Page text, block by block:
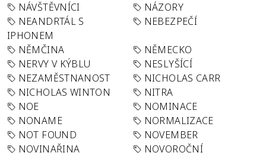
NÁVŠTĚVNÍCI
NÁZORY
NEANDRTÁL S
IPHONEM
NEBEZPEČÍ
NĚMČINA
NĚMECKO
NERVY V KÝBLU
NESLYŠÍCÍ
NEZAMĚSTNANOST
NICHOLAS CARR
NICHOLAS WINTON
NITRA
NOE
NOMINACE
NONAME
NORMALIZACE
NOT FOUND
NOVEMBER
NOVINAŘINA
NOVOROČNÍ